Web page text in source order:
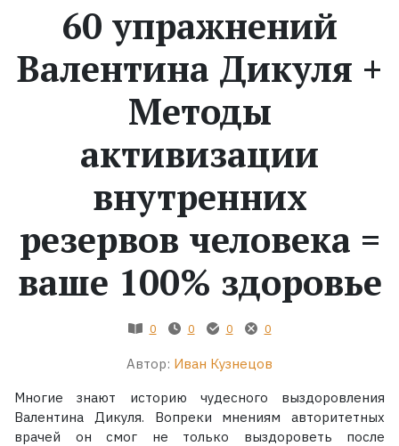
Экранизации
60 упражнений
Валентина Дикуля +
Методы
активизации
внутренних
резервов человека =
ваше 100% здоровье
0 0 0 0
Автор: Иван Кузнецов
Многие знают историю чудесного выздоровления
Валентина Дикуля. Вопреки мнениям авторитетных
врачей он смог не только выздороветь после